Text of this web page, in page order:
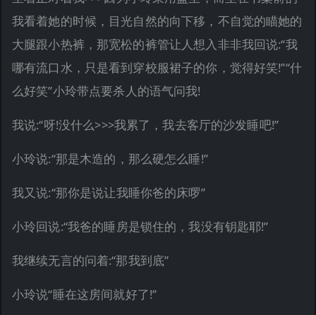
我看着她的时候，目光自然的向下移，不自觉的瞄她的
大腿跟小热裤，那宽松的裤管让人想入非非我回说:“我
哪有流口水，只是看到穿校服裙子的你，觉得好笑!”“什
么好笑”小玲带点要杀人的语气问我!
我说:“呀!没什么>>>我累了，我去客厅的沙发睡吧!”
小玲说:“那是木造的，那么硬怎么睡!”
我又说:“那你是说让我睡你爸的床啰”
小玲回说:“我爸的睡房是锁住的，我没有钥匙耶!”
我继续无言的问着:“那我到底”
小玲说“睡在这房间就好了!”